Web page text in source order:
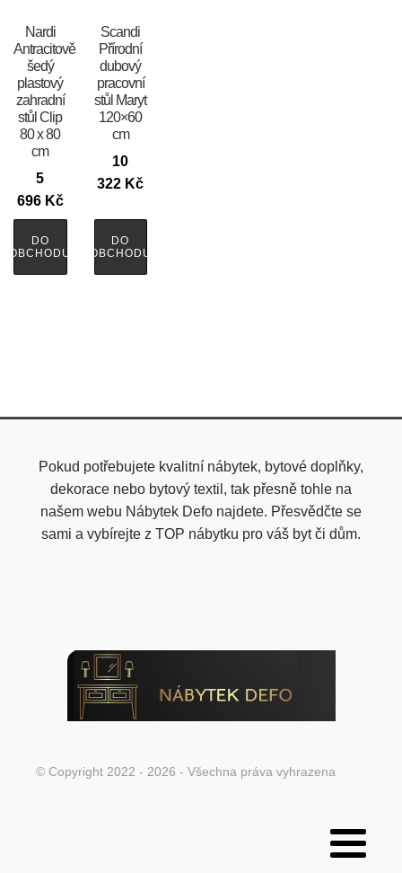
Nardi
Antracitově
šedý
plastový
zahradní
stůl Clip
80 x 80
cm
5
696 Kč
DO
OBCHODU
Scandi
Přírodní
dubový
pracovní
stůl Maryt
120×60
cm
10
322 Kč
DO
OBCHODU
Pokud potřebujete kvalitní nábytek, bytové doplňky,
dekorace nebo bytový textil, tak přesně tohle na
našem webu Nábytek Defo najdete. Přesvědčte se
sami a vybírejte z TOP nábytku pro váš byt či dům.
© Copyright 2022 - 2026 - Všechna práva vyhrazena